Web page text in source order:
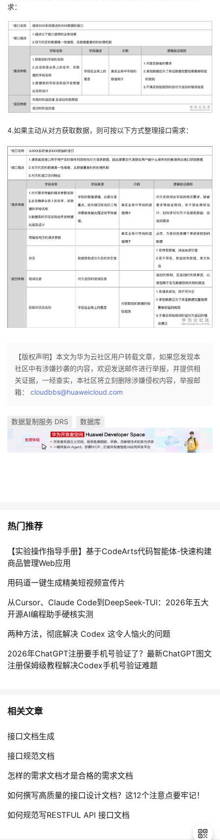
求：
4.如果主动从对方获取数据，则可按以下方式整理接口需求：
【版权声明】本文为华为云社区用户转载文章，如果您发现本
社区中有涉嫌抄袭的内容，欢迎发送邮件进行举报，并提供相
关证据，一经查实，本社区将立刻删除涉嫌侵权内容，举报邮
箱： cloudbbs@huaweicloud.com
数据复制服务 DRS 数据库
热门推荐
【实验操作指导手册】基于CodeArts代码智能体-快速构建
商品管理Web应用
用码道一键生成精美短视频宣传片
从Cursor、Claude Code到DeepSeek-TUI：2026年五大
开源AI编程助手硬核实测
两种方法，彻底解决 Codex 这令人恼火的问题
2026年ChatGPT注册要手机号验证了？最新ChatGPT图文
注册保姆级教程解决Codex手机号验证难题
相关文章
接口文档生成
接口规范文档
怎样的需求文档才是合格的需求文档
如何撰写高质量的接口设计文档？这12个注意点要牢记！
如何规范写RESTFUL API 接口文档